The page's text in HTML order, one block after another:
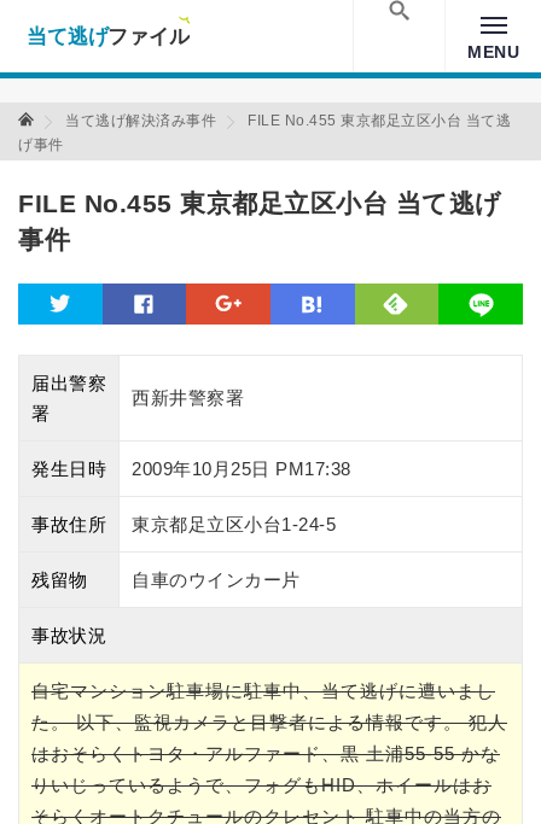
Warning: Undefined array key "amp" in
/home/xs157036/moon-
cross.com/public_html/wp/wp-content/themes/crossmastery-
MENU
当て逃げファイル 当て逃げファイル
当て逃げ解決済み事件
FILE No.455 東京都足立区小台 当て逃
げ事件
FILE No.455 東京都足立区小台 当て逃げ
事件
facebook line
届出警察
署
西新井警察署
発生日時 2009年10月25日 PM17:38
事故住所 東京都足立区小台1-24-5
残留物 自車のウインカー片
事故状況
自宅マンション駐車場に駐車中、当て逃げに遭いまし
た。 以下、監視カメラと目撃者による情報です。 犯人
はおそらくトヨタ・アルファード、黒 土浦55-55 かな
りいじっているようで、フォグもHID、ホイールはお
そらくオートクチュールのクレセント 駐車中の当方の